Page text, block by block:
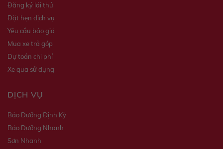
Đăng ký lái thử
Đặt hẹn dịch vụ
Yêu cầu báo giá
Mua xe trả góp
Dự toán chi phí
Xe qua sử dụng
DỊCH VỤ
Bảo Dưỡng Định Kỳ
Bảo Dưỡng Nhanh
Sơn Nhanh